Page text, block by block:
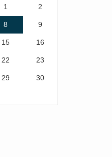
1 2
8 9
15 16
22 23
29 30